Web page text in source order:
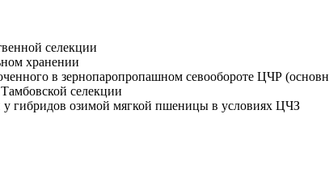
селекции
хранении
в зернопаропропашном севообороте ЦЧР
селекции
у гибридов озимой мягкой пшеницы в условиях ЦЧЗ